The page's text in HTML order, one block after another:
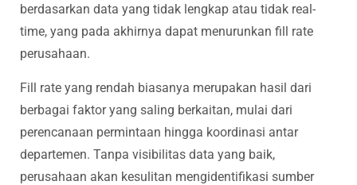
berdasarkan data yang tidak lengkap atau tidak real-
time, yang pada akhirnya dapat menurunkan fill rate
perusahaan.
Fill rate yang rendah biasanya merupakan hasil dari
berbagai faktor yang saling berkaitan, mulai dari
perencanaan permintaan hingga koordinasi antar
departemen. Tanpa visibilitas data yang baik,
perusahaan akan kesulitan mengidentifikasi sumber